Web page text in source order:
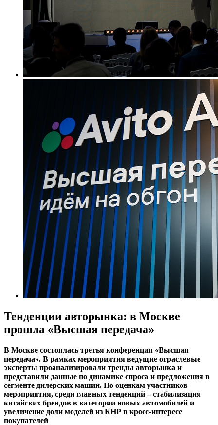
Тенденции авторынка: в Москве
прошла «Высшая передача»
В Москве состоялась третья конференция «Высшая
передача». В рамках мероприятия ведущие отраслевые
эксперты проанализировали тренды авторынка и
представили данные по динамике спроса и предложения в
сегменте дилерских машин. По оценкам участников
мероприятия, среди главных тенденций – стабилизация
китайских брендов в категории новых автомобилей и
увеличение доли моделей из КНР в кросс-интересе
покупателей